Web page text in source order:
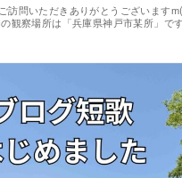
訪問いただきありがとうございます
観察場所は「兵庫県神戸市某所」で